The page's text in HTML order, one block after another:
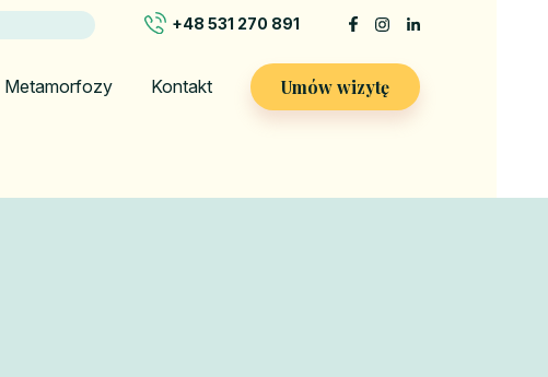
+48 531 270 891
Metamorfozy Kontakt Umów wizytę